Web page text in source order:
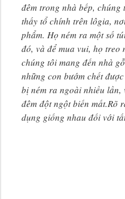
đêm trong nhà bếp,
thấy tổ chính trên lôgia,
phẩm. Họ ném ra một số
đó, và để mua vui, họ treo
chúng tôi mang đến nhà
những con bướm chết
bị ném ra ngoài nhiều lần,
đêm đột ngột biến mất.Rõ
dụng giống nhau đối với